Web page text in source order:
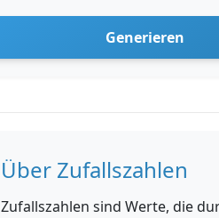
Generieren
Über Zufallszahlen
Zufallszahlen sind Werte, die